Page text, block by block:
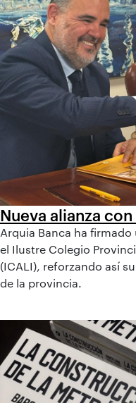
Nueva alianza con
Arquia Banca ha
el Ilustre Colegio
(ICALI), reforzando así
de la provincia.